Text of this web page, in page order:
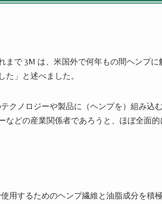
まで 3M は、米国外で何年もの間ヘンプに
た」と述べました。
テクノロジーや製品に（ヘンプを）組み
などの産業関係者であろうと、ほぼ全面
用するためのヘンプ繊維と油脂成分を積